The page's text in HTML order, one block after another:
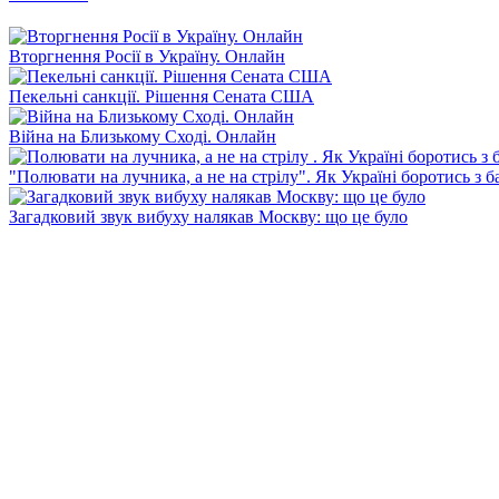
Вторгнення Росії в Україну. Онлайн
Пекельні санкції. Рішення Сената США
Війна на Близькому Сході. Онлайн
"Полювати на лучника, а не на стрілу". Як Україні боротись з
Загадковий звук вибуху налякав Москву: що це було